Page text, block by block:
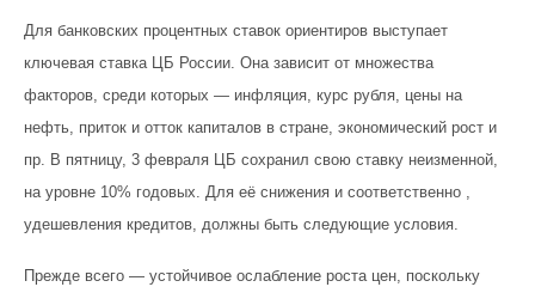
Для банковских процентных ставок ориентиров выступает
ключевая ставка ЦБ России. Она зависит от множества
факторов, среди которых — инфляция, курс рубля, цены на
нефть, приток и отток капиталов в стране, экономический рост и
пр. В пятницу, 3 февраля ЦБ сохранил свою ставку неизменной,
на уровне 10% годовых. Для её снижения и соответственно ,
удешевления кредитов, должны быть следующие условия.
Прежде всего — устойчивое ослабление роста цен, поскольку